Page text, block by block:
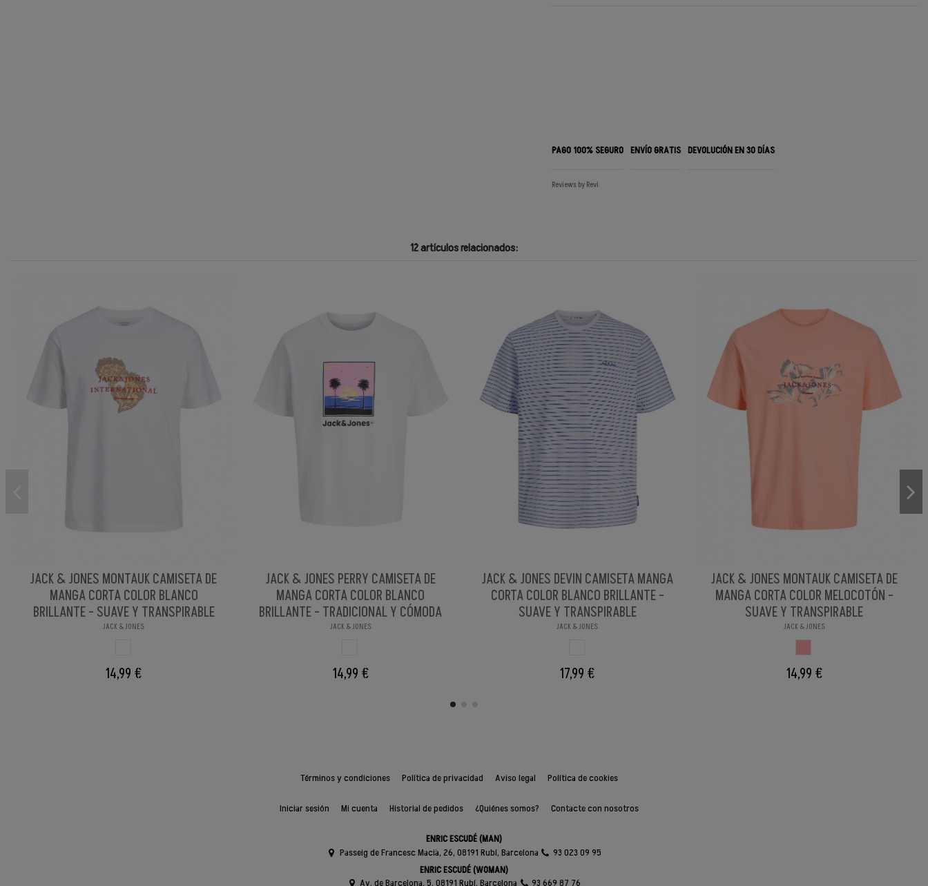
PAGO 100% SEGURO ENVÍO GRATIS DEVOLUCIÓN EN 30 DÍAS
Reviews by Revi
12 artículos relacionados:
JACK & JONES MONTAUK CAMISETA DE
MANGA CORTA COLOR BLANCO
BRILLANTE - SUAVE Y TRANSPIRABLE
JACK & JONES
14,99 €
JACK & JONES PERRY CAMISETA DE
MANGA CORTA COLOR BLANCO
BRILLANTE - TRADICIONAL Y CÓMODA
JACK & JONES
14,99 €
JACK & JONES DEVIN CAMISETA MANGA
CORTA COLOR BLANCO BRILLANTE -
SUAVE Y TRANSPIRABLE
JACK & JONES
17,99 €
JACK & JONES MONTAUK CAMISETA DE
MANGA CORTA COLOR MELOCOTÓN -
SUAVE Y TRANSPIRABLE
JACK & JONES
14,99 €
Términos y condiciones Política de privacidad Aviso legal Política de cookies
Iniciar sesión Mi cuenta Historial de pedidos ¿Quiénes somos? Contacte con nosotros
ENRIC ESCUDÉ (MAN)
Passeig de Francesc Macià, 26, 08191 Rubí, Barcelona
93 023 09 95
ENRIC ESCUDÉ (WOMAN)
Av. de Barcelona, 5, 08191 Rubí, Barcelona
93 669 87 76